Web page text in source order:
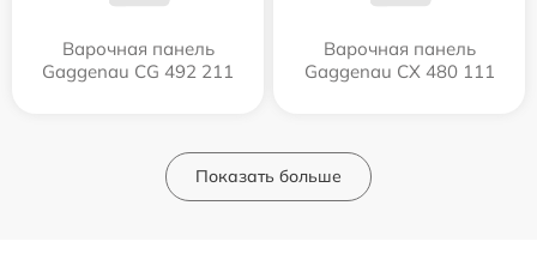
Варочная панель
Gaggenau CG 492 211
Варочная панель
Gaggenau CX 480 111
Показать больше